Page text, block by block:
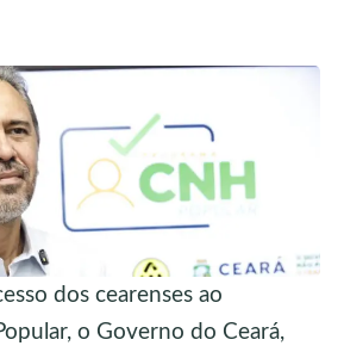
dos cearenses ao
o Governo do Ceará,